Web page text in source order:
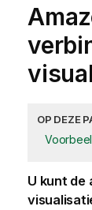
OP DEZE
U kunt de